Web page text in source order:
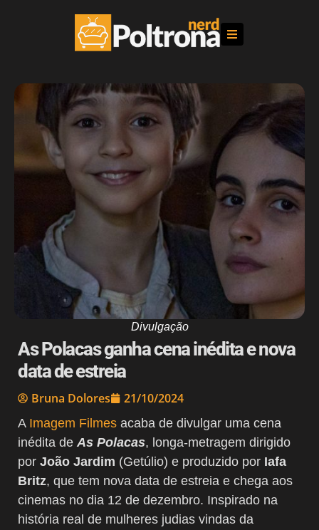
Divulgação
As Polacas ganha cena inédita e nova
data de estreia
Bruna Dolores 21/10/2024
A Imagem Filmes acaba de divulgar uma cena
inédita de As Polacas, longa-metragem dirigido
por João Jardim (Getúlio) e produzido por Iafa
Britz, que tem nova data de estreia e chega aos
cinemas no dia 12 de dezembro. Inspirado na
história real de mulheres judias vindas da